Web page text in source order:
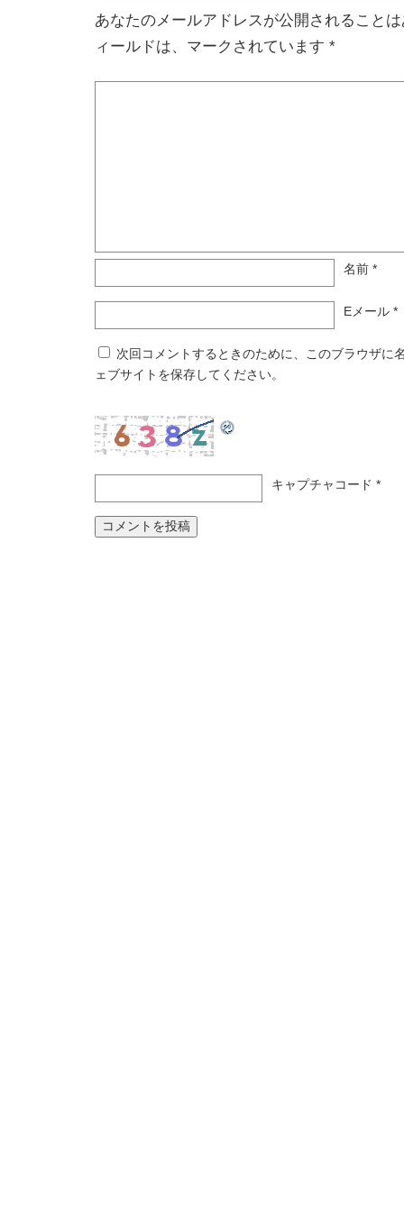
あなたのメールアドレスが公開されること
ィールドは、マークされています *
名前 *
Eメール *
次回コメントするときのために、このブラウザに
ェブサイトを保存してください。
キャプチャコード *